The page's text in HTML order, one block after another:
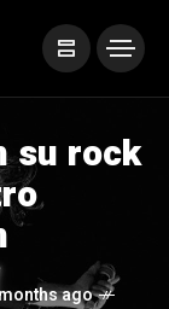
su rock
ago